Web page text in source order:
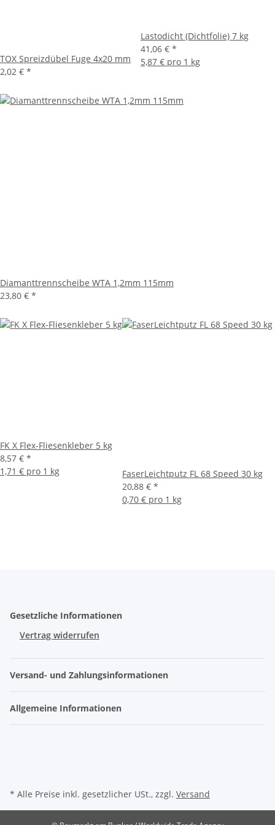
TOX Spreizdübel Fuge 4x20 mm
2,02 € *
Lastodicht (Dichtfolie) 7 kg
41,06 € *
5,87 € pro 1 kg
Diamanttrennscheibe WTA 1,2mm 115mm
23,80 € *
FK X Flex-Fliesenkleber 5 kg
8,57 € *
1,71 € pro 1 kg
FaserLeichtputz FL 68 Speed 30 kg
20,88 € *
0,70 € pro 1 kg
Gesetzliche Informationen
Vertrag widerrufen
Versand- und Zahlungsinformationen
Allgemeine Informationen
* Alle Preise inkl. gesetzlicher USt., zzgl. Versand